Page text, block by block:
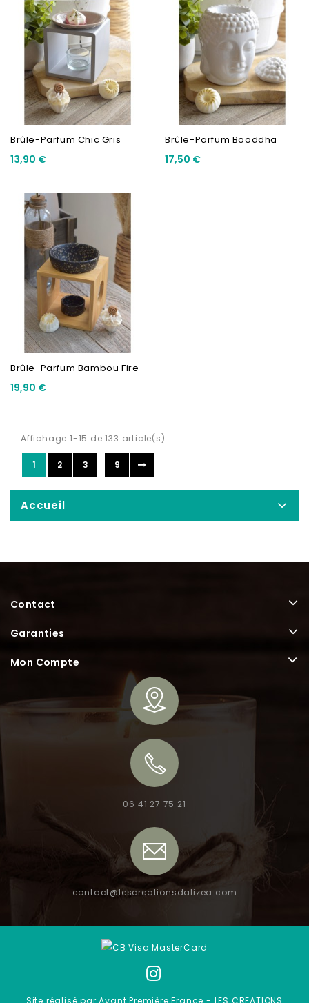
Brûle-Parfum Chic Gris
13,90 €
Brûle-Parfum Booddha
17,50 €
Brûle-Parfum Bambou Fire
19,90 €
Affichage 1-15 de 133 article(s)
1 2 3 … 9
Accueil
Contact
Garanties
Mon Compte
06 41 27 75 21
contact@lescreationsdalizea.com
Site réalisé par Avant Première France - LES CREATIONS